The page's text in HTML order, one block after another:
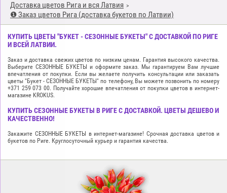
Доставка цветов Рига и вся Латвия
❶ Заказ цветов Рига (доставка букетов по Латвии)
КУПИТЬ ЦВЕТЫ "БУКЕТ - СЕЗОННЫЕ БУКЕТЫ" С ДОСТАВКОЙ ПО РИГЕ
И ВСЕЙ ЛАТВИИ.
Заказ и доставка свежих цветов по низким ценам. Гарантия высокого качества.
Выберите СЕЗОННЫЕ БУКЕТЫ и оформите заказ. Мы гарантируем Вам лучшие
впечатления от покупки. Если вы желаете получить консультации или заказать
цветы "Букет - СЕЗОННЫЕ БУКЕТЫ" по телефону, Вы можете позвонить по номеру
+371 259 073 00. Получайте хорошие впечатления от покупки цветов в интернет-
магазине KROKUS.
КУПИТЬ СЕЗОННЫЕ БУКЕТЫ В РИГЕ С ДОСТАВКОЙ. ЦВЕТЫ ДЕШЕВО И
КАЧЕСТВЕННО!
Закажите СЕЗОННЫЕ БУКЕТЫ в интернет-магазине! Срочная доставка цветов и
букетов по Риге. Круглосуточный курьер и гарантия качества.